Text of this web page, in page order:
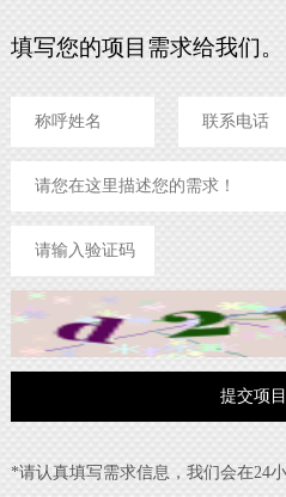
填写您的项目需求给我们。
*请认真填写需求信息，我们会在24